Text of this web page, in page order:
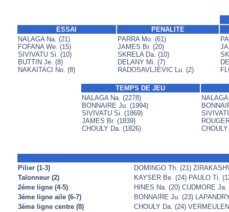
ESSAI
PENALITE
NALAGA Na. (21)
FOFANA We. (15)
SIVIVATU Si. (10)
BUTTIN Je. (8)
NAKAITACI No. (8)
PARRA Mo. (61)
JAMES Br. (20)
SKRELA Da. (10)
DELANY Mi. (7)
RADOSAVLJEVIC Lu. (2)
TEMPS DE JEU
NALAGA Na. (2278)
BONNAIRE Ju. (1994)
SIVIVATU Si. (1869)
JAMES Br. (1839)
CHOULY Da. (1826)
Pilier (1-3)
DOMINGO Th. (21)
Talonneur (2)
KAYSER Be. (24) PAULO Ti.
2éme ligne (4-5)
HINES Na. (20) CUDMORE
3éme ligne aile (6-7)
BONNAIRE Ju. (23)
3éme ligne centre (8)
CHOULY Da. (24)